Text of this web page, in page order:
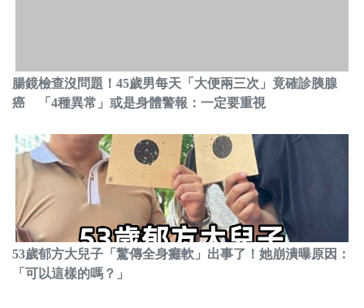
腸鏡檢查沒問題！45歲男每天「大便兩三次」竟確診胰腺
癌 「4種異常」或是身體警報：一定要重視
53歲郁方大兒子「驚傳全身癱軟」出事了！她崩潰曝原因：
「可以這樣的嗎？」